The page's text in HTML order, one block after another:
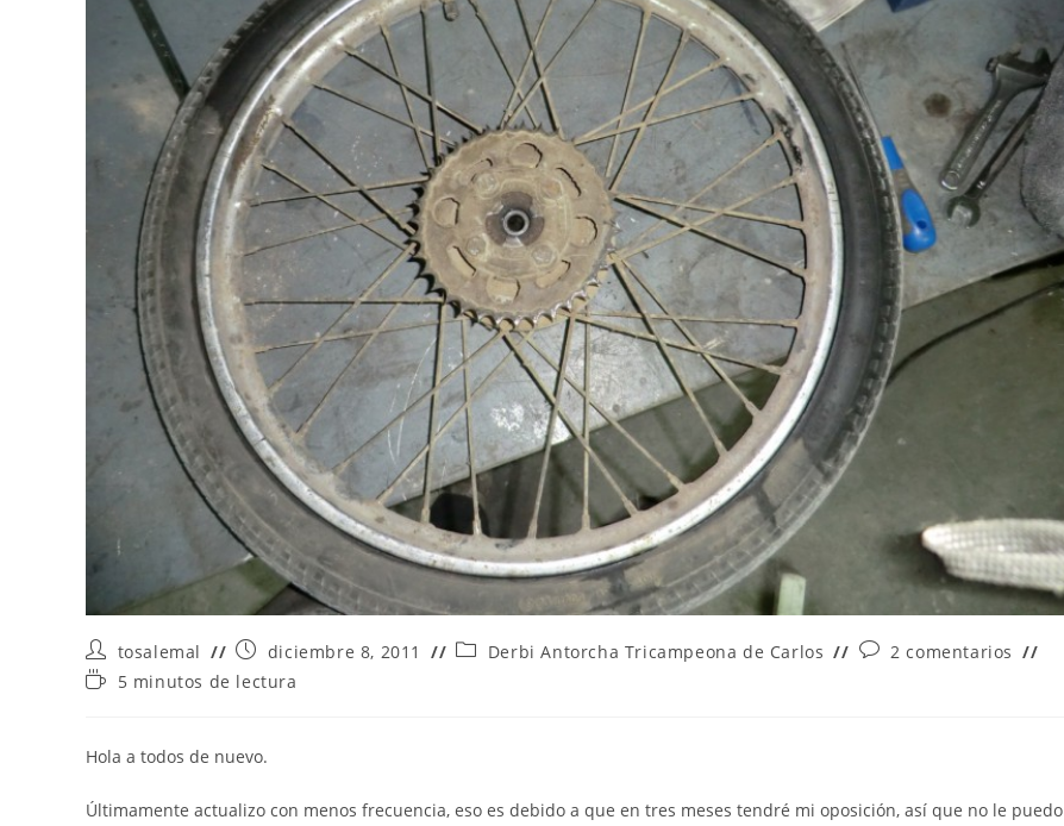
Autor
de
la
tosalemal
Publicación
de
la
diciembre 8, 2011
Categoría
Derbi Antorcha Tricampeona de Carlos
Comentarios
2 comentarios
Tiempo5 minutos de lectura
Hola a todos de nuevo.
Últimamente actualizo con menos frecuencia, eso es debido a que en tres meses tendré mi oposición, así que no le puedo